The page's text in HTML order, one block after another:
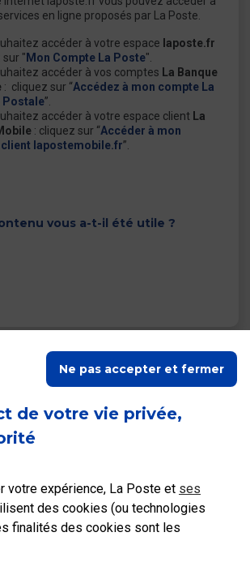
de votre vie privée,
votre expérience, La Poste et ses
des cookies (ou technologies
finalités des cookies sont les
Ne pas accepter et fermer
en ligne proposés par La Poste.
accéder à votre espace laposte.fr
sur " Mon Compte La Poste".
accéder à vos comptes La Banque
: cliquez sur “Accédez à mon compte La
Postale”.
accéder à votre espace client La
: cliquez sur “Accéder à mon
client lapostemobile.fr”.
vous a-t-il été utile ?
services du Groupe La